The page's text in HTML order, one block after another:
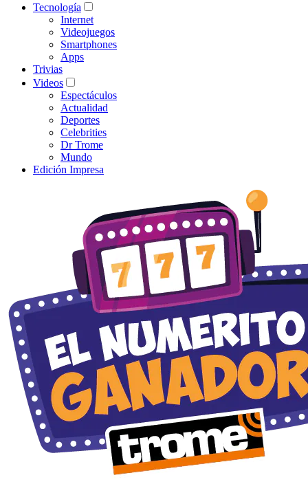
Tecnología
Internet
Videojuegos
Smartphones
Apps
Trivias
Videos
Espectáculos
Actualidad
Deportes
Celebrities
Dr Trome
Mundo
Edición Impresa